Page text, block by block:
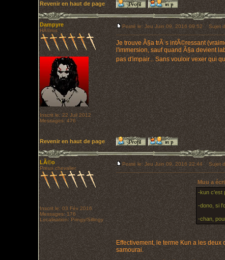
Revenir en haut de page
Dampyre
HÃ©ros
Inscrit le: 22 Juil 2012
Messages: 476
Posté le: Jeu Juin 09, 2016 09:52 Sujet
Je trouve Ã§a trÃ¨s intÃ©ressant
l'immersion, sauf quand Ã§a devient
pas d'impair... Sans vouloir vexer qui
Revenir en haut de page
LÃ©o
Preux chevalier
Inscrit le: 03 Fév 2016
Messages: 176
Localisation: Pringy/Sillingy
Posté le: Jeu Juin 09, 2016 22:44 Sujet
Muu a
-kun c'est
-dono, si
-chan,
Effectivement, le terme Kun a les
samourai.